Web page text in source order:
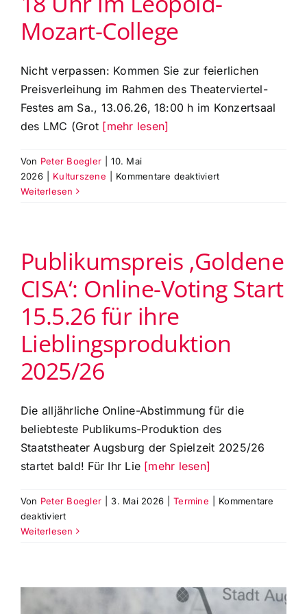
Mozart-College
Nicht verpassen: Kommen Sie zur feierlichen
Preisverleihung im Rahmen des Theaterviertel-
Festes am Sa., 13.06.26, 18:00 h im Konzertsaal
des LMC (Grot [mehr lesen]
Von Peter Boegler
10. Mai
2026
Kulturszene Kommentare deaktiviertfür
CISA
`26‘
Sa.,11.6.26,
im
Weiterlesen
Publikumspreis ‚Goldene
CISA‘: Online-Voting Start
15.5.26 für ihre
Lieblingsproduktion
2025/26
Die alljährliche Online-Abstimmung für die
beliebteste Publikums-Produktion des
Staatstheater Augsburg der Spielzeit 2025/26
startet bald! Für Ihr Lie [mehr lesen]
Von Peter Boegler 3. Mai 2026 Termine
Kommentare
deaktiviertfür
Publikumspreis
Voting
Weiterlesen